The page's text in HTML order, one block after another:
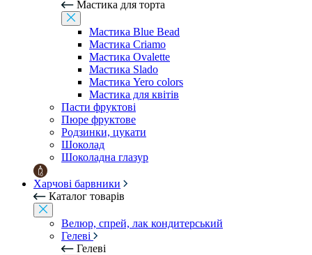
Мастика для торта
Мастика Blue Bead
Мастика Criamo
Мастика Ovalette
Мастика Slado
Мастика Yero colors
Мастика для квітів
Пасти фруктові
Пюре фруктове
Родзинки, цукати
Шоколад
Шоколадна глазур
Харчові барвники
Каталог товарів
Велюр, спрей, лак кондитерський
Гелеві
Гелеві